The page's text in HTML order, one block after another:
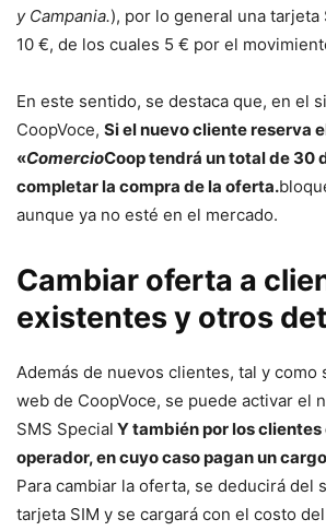
y Campania.), por lo general una tarjeta
10 €, de los cuales 5 € por el
En este sentido, se destaca que, en el
CoopVoce, Si el nuevo cliente reserva
«ComercioCoop tendrá un total de 30
completar la compra de la oferta.
aunque ya no esté en el mercado.
Cambiar oferta a
existentes y otros
Además de nuevos clientes, tal y como
web de CoopVoce, se puede activar el
SMS Special Y también por los
operador, en cuyo caso pagan un
Para cambiar la oferta, se deducirá del
tarjeta SIM y se cargará con el costo